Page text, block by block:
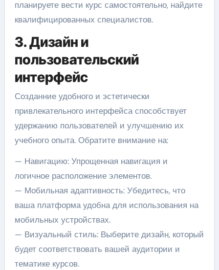
планируете вести курс самостоятельно, найдите
квалифицированных специалистов.
3. Дизайн и
пользовательский
интерфейс
Созданние удобного и эстетически
привлекательного интерфейса способствует
удержанию пользователей и улучшению их
учебного опыта. Обратите внимание на:
— Навигацию: Упрощенная навигация и
логичное расположение элементов.
— Мобильная адаптивность: Убедитесь, что
ваша платформа удобна для использования на
мобильных устройствах.
— Визуальный стиль: Выберите дизайн, который
будет соответствовать вашей аудитории и
тематике курсов.